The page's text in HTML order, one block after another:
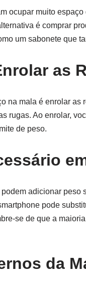
ocupar muito
é comprar
um sabonete que
as
na mala é enrolar
rugas. Ao enrolar,
de peso.
adicionar
pode
se de que a
da